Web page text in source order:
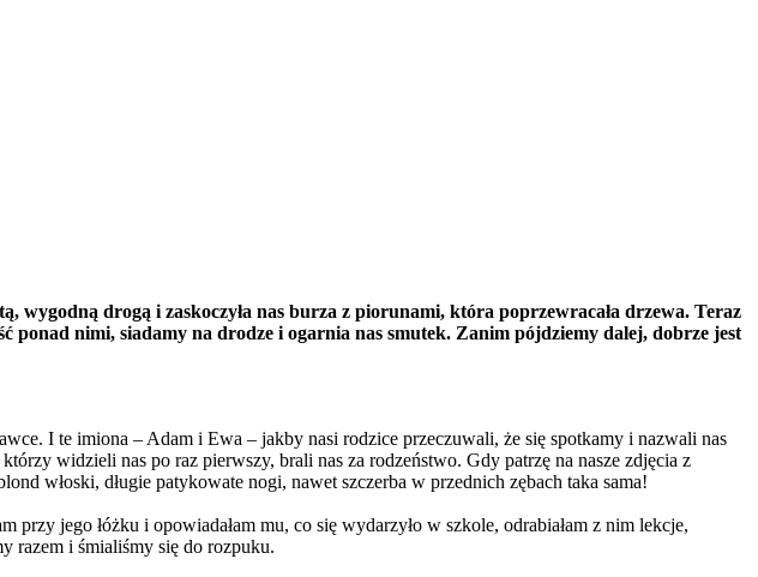
wygodną drogą i zaskoczyła nas burza z piorunami, która poprzewracała drzewa. Teraz
nimi, siadamy na drodze i ogarnia nas smutek. Zanim pójdziemy dalej, dobrze jest
I te imiona – Adam i Ewa – jakby nasi rodzice przeczuwali, że się spotkamy i nazwali nas
widzieli nas po raz pierwszy, brali nas za rodzeństwo. Gdy patrzę na nasze zdjęcia z
włoski, długie patykowate nogi, nawet szczerba w przednich zębach taka sama!
przy jego łóżku i opowiadałam mu, co się wydarzyło w szkole, odrabiałam z nim lekcje,
razem i śmialiśmy się do rozpuku.